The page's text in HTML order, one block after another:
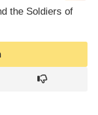
the Soldiers of